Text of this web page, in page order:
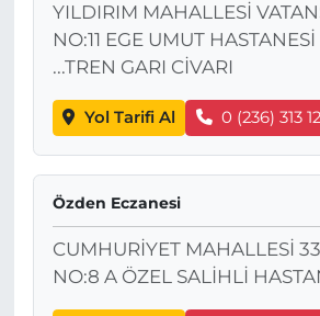
YILDIRIM MAHALLESİ
NO:11 EGE UMUT
...TREN GARI CİVARI
Yol Tarifi Al 0 (236) 313
Özden Eczanesi
CUMHURİYET MAHALLESİ
NO:8 A ÖZEL SALİHLİ